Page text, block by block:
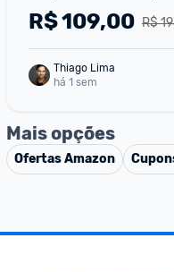
V3
R$
R$109,00
Thiago Lima
há 1 sem
Mais opções
OfertasAmazon